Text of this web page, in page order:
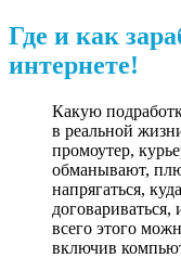
Где и как
интернете!
Какую
в реальной
промоутер,
обманывают,
напрягаться,
договариваться,
всего этого
включив